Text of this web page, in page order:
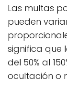
Las multas
pueden
significa que
del 50% al
ocultación o